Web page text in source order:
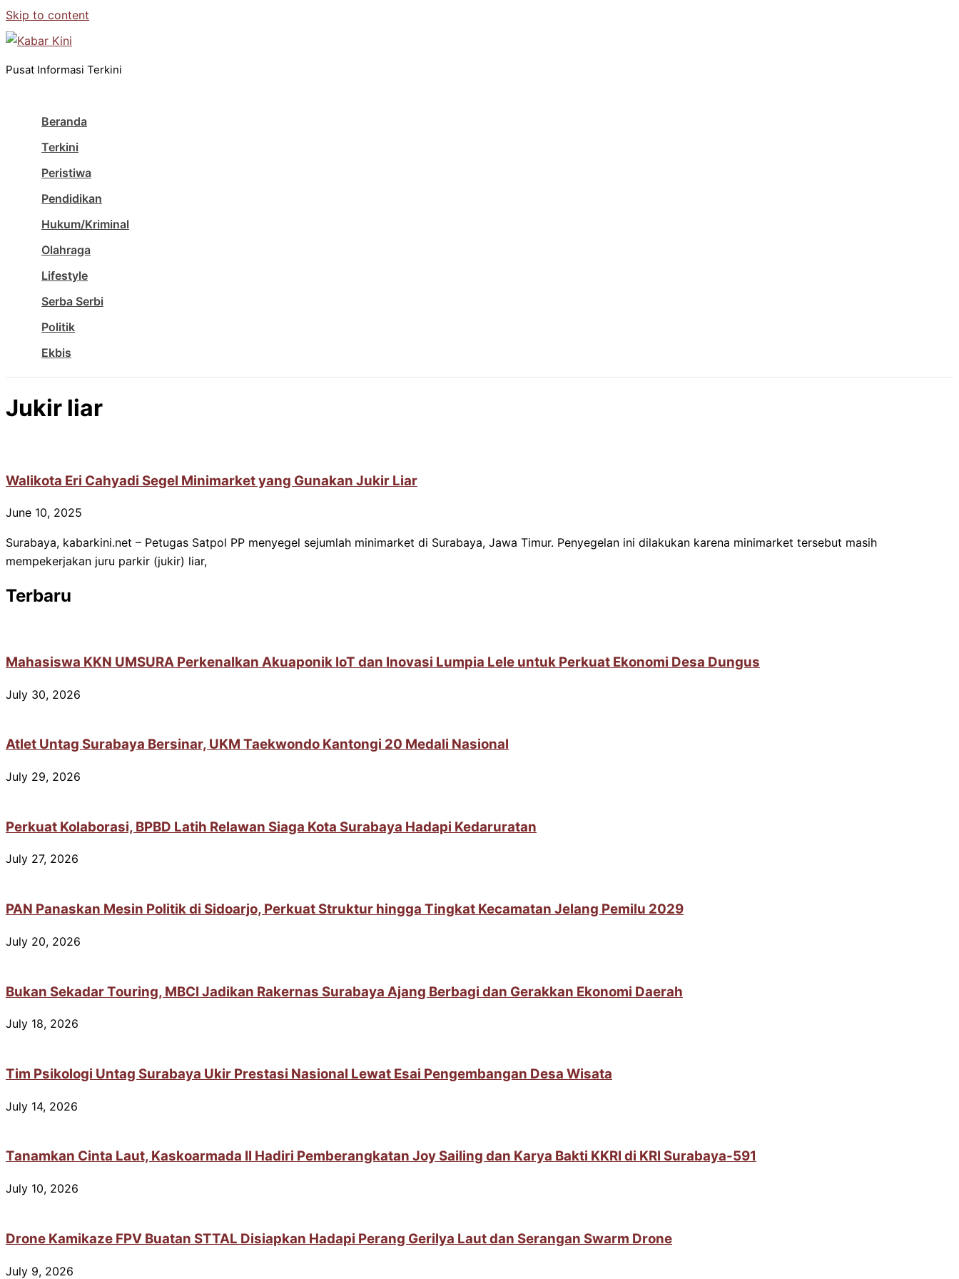
Skip to content
Pusat Informasi Terkini
Beranda
Terkini
Peristiwa
Pendidikan
Hukum/Kriminal
Olahraga
Lifestyle
Serba Serbi
Politik
Ekbis
Jukir liar
Walikota Eri Cahyadi Segel Minimarket yang Gunakan Jukir Liar
June 10, 2025
Surabaya, kabarkini.net – Petugas Satpol PP menyegel sejumlah minimarket di Surabaya, Jawa Timur. Penyegelan ini dilakukan karena minimarket tersebut masih
mempekerjakan juru parkir (jukir) liar,
Terbaru
Mahasiswa KKN UMSURA Perkenalkan Akuaponik IoT dan Inovasi Lumpia Lele untuk Perkuat Ekonomi Desa Dungus
July 30, 2026
Atlet Untag Surabaya Bersinar, UKM Taekwondo Kantongi 20 Medali Nasional
July 29, 2026
Perkuat Kolaborasi, BPBD Latih Relawan Siaga Kota Surabaya Hadapi Kedaruratan
July 27, 2026
PAN Panaskan Mesin Politik di Sidoarjo, Perkuat Struktur hingga Tingkat Kecamatan Jelang Pemilu 2029
July 20, 2026
Bukan Sekadar Touring, MBCI Jadikan Rakernas Surabaya Ajang Berbagi dan Gerakkan Ekonomi Daerah
July 18, 2026
Tim Psikologi Untag Surabaya Ukir Prestasi Nasional Lewat Esai Pengembangan Desa Wisata
July 14, 2026
Tanamkan Cinta Laut, Kaskoarmada II Hadiri Pemberangkatan Joy Sailing dan Karya Bakti KKRI di KRI Surabaya-591
July 10, 2026
Drone Kamikaze FPV Buatan STTAL Disiapkan Hadapi Perang Gerilya Laut dan Serangan Swarm Drone
July 9, 2026